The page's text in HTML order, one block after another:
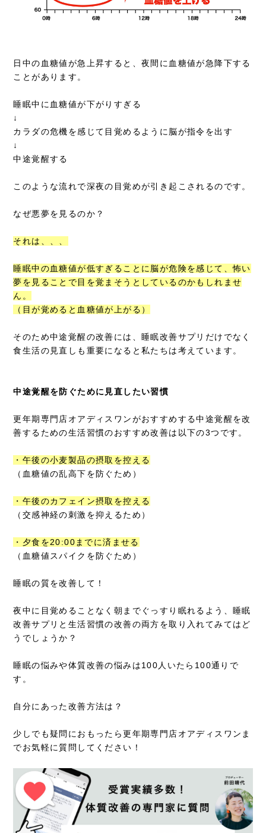
日中の血糖値が急上昇すると、夜間に血糖値が急降下する
ことがあります。
睡眠中に血糖値が下がりすぎる
↓
カラダの危機を感じて目覚めるように脳が指令を出す
↓
中途覚醒する
このような流れで深夜の目覚めが引き起こされるのです。
なぜ悪夢を見るのか？
それは、、、
睡眠中の血糖値が低すぎることに脳が危険を感じて、怖い
夢を見ることで目を覚まそうとしているのかもしれませ
ん。
（目が覚めると血糖値が上がる）
そのため中途覚醒の改善には、睡眠改善サプリだけでなく
食生活の見直しも重要になると私たちは考えています。
中途覚醒を防ぐために見直したい習慣
更年期専門店オアディスワンがおすすめする中途覚醒を改
善するための生活習慣のおすすめ改善は以下の3つです。
・午後の小麦製品の摂取を控える
（血糖値の乱高下を防ぐため）
・午後のカフェイン摂取を控える
（交感神経の刺激を抑えるため）
・夕食を20:00までに済ませる
（血糖値スパイクを防ぐため）
睡眠の質を改善して！
夜中に目覚めることなく朝までぐっすり眠れるよう、睡眠
改善サプリと生活習慣の改善の両方を取り入れてみてはど
うでしょうか？
睡眠の悩みや体質改善の悩みは100人いたら100通りで
す。
自分にあった改善方法は？
少しでも疑問におもったら更年期専門店オアディスワンま
でお気軽に質問してください！